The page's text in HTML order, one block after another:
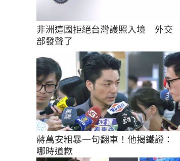
非洲這國拒絕台灣護照入境　外交
部發聲了
蔣萬安粗暴一句翻車！他揭鐵證：
哪時道歉